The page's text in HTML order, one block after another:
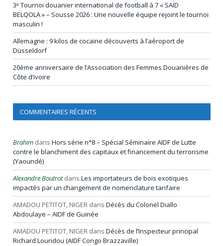
3ᵉ Tournoi douanier international de football à 7 « SAÏD
BELQOLA » – Sousse 2026 : Une nouvelle équipe rejoint le tournoi
masculin !
Allemagne : 9 kilos de cocaïne découverts à l’aéroport de
Düsseldorf
20ème anniversaire de l’Association des Femmes Douanières de
Côte d’ivoire
COMMENTAIRES RÉCENTS
Brahim dans Hors série n°8 – Spécial Séminaire AIDF de Lutte
contre le blanchiment des capitaux et financement du terrorisme
(Yaoundé)
Alexandre Boutrotdans Les importateurs de bois exotiques
impactés par un changement de nomenclature tarifaire
AMADOU PETITOT, NIGER dans Décès du Colonel Diallo
Abdoulaye – AIDF de Guinée
AMADOU PETITOT, NIGER dans Décès de l’Inspecteur principal
Richard Loundou (AIDF Congo Brazzaville)